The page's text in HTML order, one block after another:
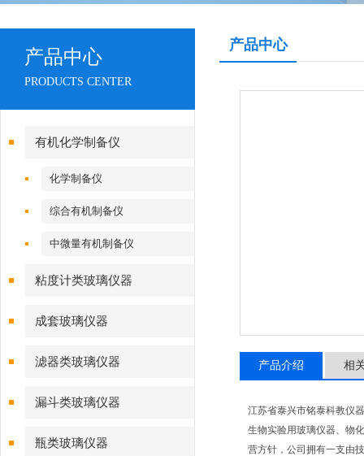
产品中心
PRODUCTS CENTER
有机化学制备仪
化学制备仪
综合有机制备仪
中微量有机制备仪
粘度计类玻璃仪器
成套玻璃仪器
滤器类玻璃仪器
漏斗类玻璃仪器
瓶类玻璃仪器
产品中心
产品介绍 相
江苏省泰兴市铭泰科教仪
生物实验用玻璃仪器、物
营方针，公司拥有一支由